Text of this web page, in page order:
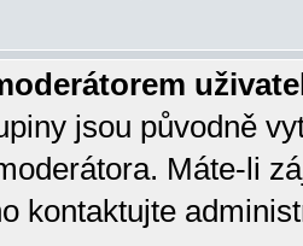
jsou původně
Máte-li
kontaktujte